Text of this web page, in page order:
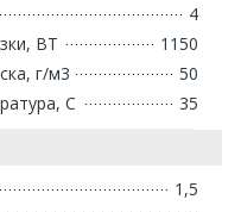
4
ВТ
1150
г/м3
50
С
35
1,5